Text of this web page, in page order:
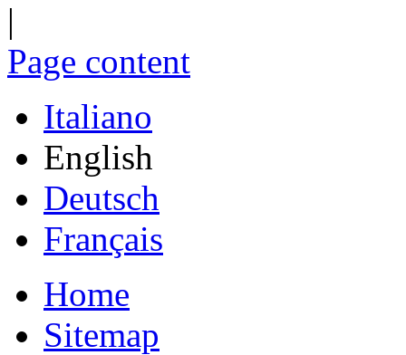
|
Page content
Italiano
English
Deutsch
Français
Home
Sitemap